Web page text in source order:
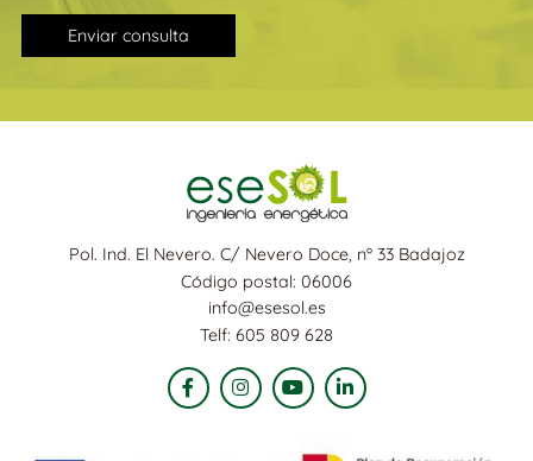
Enviar consulta
Pol. Ind. El Nevero. C/ Nevero Doce, nº 33 Badajoz
Código postal: 06006
info@esesol.es
Telf: 605 809 628